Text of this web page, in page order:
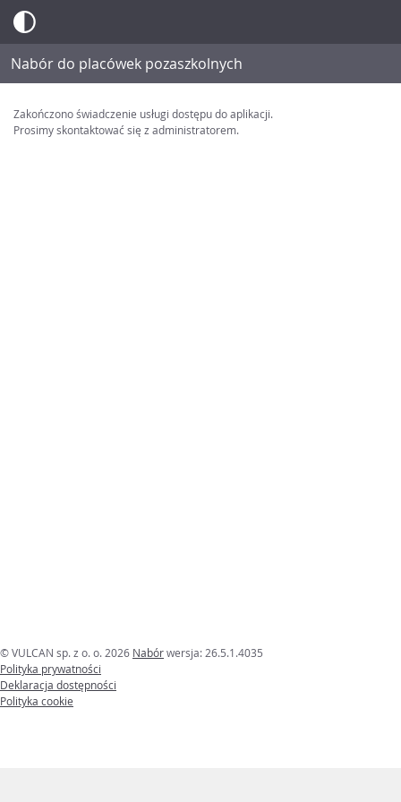
Nabór do placówek pozaszkolnych
Zakończono świadczenie usługi dostępu do aplikacji.
Prosimy skontaktować się z administratorem.
© VULCAN sp. z o. o. 2026 Nabórwersja: 26.5.1.4035
Polityka prywatności
Deklaracja dostępności
Polityka cookie